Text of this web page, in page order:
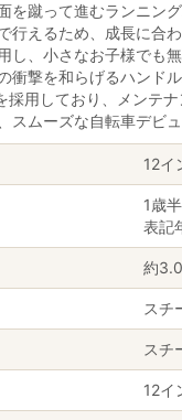
蹴って進むランニン
えるため、成長に合わ
、小さなお子様でも無
撃を和らげるハンド
用しており、メンテナ
ムーズな自転車デビュ
12イ
1歳
表記
約
スチ
スチ
12イ